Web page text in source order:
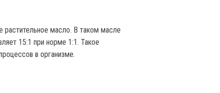
растительное масло. В таком масле
15:1 при норме 1:1. Такое
в организме.